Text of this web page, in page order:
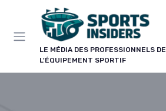
LE MÉDIA DES PROFESSIONNELS DE
L'ÉQUIPEMENT SPORTIF
Panneau de gestion des cookies